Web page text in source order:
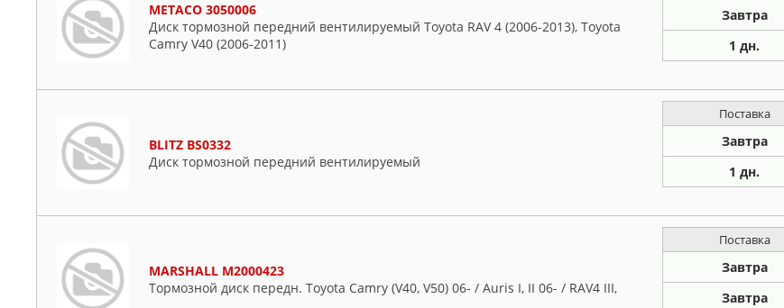
METACO 3050006
Диск тормозной передний вентилируемый Toyota RAV 4 (2006-2013), Toyota
Camry V40 (2006-2011)
Завтра
1 дн.
BLITZ BS0332
Диск тормозной передний вентилируемый
Поставка
Завтра
1 дн.
MARSHALL M2000423
Тормозной диск передн. Toyota Camry (V40, V50) 06- / Auris I, II 06- / RAV4 III,
Поставка
Завтра
Завтра